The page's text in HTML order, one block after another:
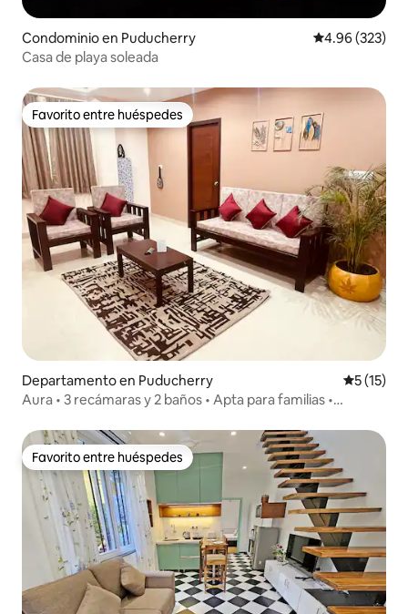
Condominio en Puducherry Calificación
4.96 (323)
Casa de playa soleada
Favorito entre huéspedes
Favorito entre huéspedes
Departamento en Puducherry
5 (15)
Aura • 3 recámaras y 2 baños • Apta para familias •
Favorito entre huéspedes
Favorito entre huéspedes